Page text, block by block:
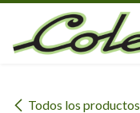
Ir al contenido
Todos los productos